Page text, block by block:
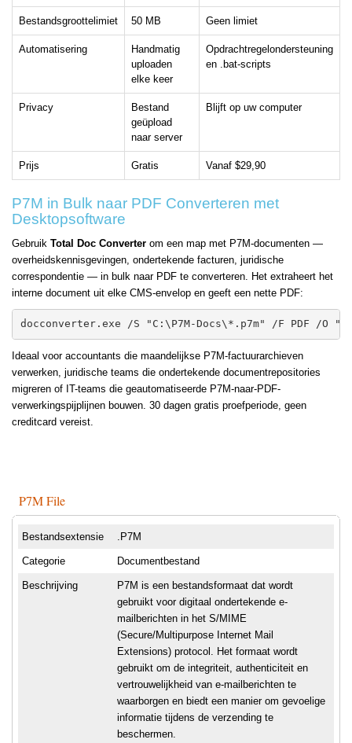
Bestandsgroottelimiet 50 MB Geen limiet
Automatisering
Handmatig
uploaden
elke keer
Opdrachtregelondersteuning
en .bat-scripts
Privacy
Bestand
geüpload
naar server
Blijft op uw computer
Prijs Gratis Vanaf $29,90
P7M in Bulk naar PDF Converteren met
Desktopsoftware
Gebruik Total Doc Converter om een map met P7M-documenten —
overheidskennisgevingen, ondertekende facturen, juridische
correspondentie — in bulk naar PDF te converteren. Het extraheert het
interne document uit elke CMS-envelop en geeft een nette PDF:
docconverter.exe /S "C:\P7M-Docs\*.p7m" /F PDF /O
Ideaal voor accountants die maandelijkse P7M-factuurarchieven
verwerken, juridische teams die ondertekende documentrepositories
migreren of IT-teams die geautomatiseerde P7M-naar-PDF-
verwerkingspijplijnen bouwen. 30 dagen gratis proefperiode, geen
creditcard vereist.
P7M File
Bestandsextensie .P7M
Categorie Documentbestand
Beschrijving
P7M is een bestandsformaat dat wordt
gebruikt voor digitaal ondertekende e-
mailberichten in het S/MIME
(Secure/Multipurpose Internet Mail
Extensions) protocol. Het formaat wordt
gebruikt om de integriteit, authenticiteit en
vertrouwelijkheid van e-mailberichten te
waarborgen en biedt een manier om gevoelige
informatie tijdens de verzending te
beschermen.